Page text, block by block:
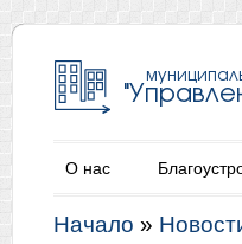
О нас
Начало »